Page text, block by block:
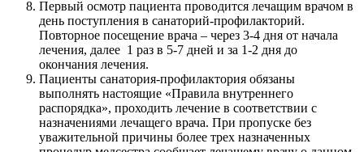
Первый осмотр пациента проводится лечащим врачом в
день поступления в санаторий-профилакторий.
Повторное посещение врача – через 3-4 дня от начала
лечения, далее 1 раз в 5-7 дней и за 1-2 дня до
окончания лечения.
Пациенты санатория-профилактория обязаны
выполнять настоящие «Правила внутреннего
распорядка», проходить лечение в соответствии с
назначениями лечащего врача. При пропуске без
уважительной причины более трех назначенных